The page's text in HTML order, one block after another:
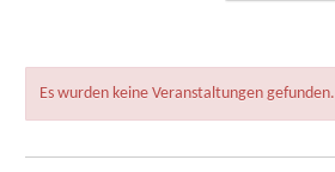
Es wurden keine Veranstaltungen gefunden.